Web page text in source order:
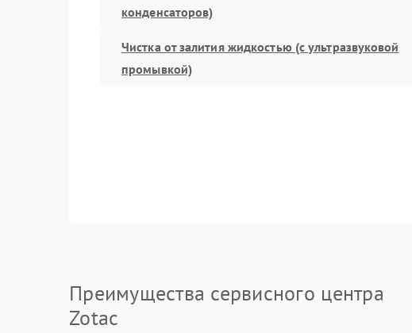
конденсаторов)
Чистка от залития жидкостью (с ультразвуковой
промывкой)
Преимущества сервисного центра
Zotac